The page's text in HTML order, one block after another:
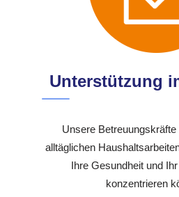
Unterstützung
Unsere Betreuungskräfte
alltäglichen
Ihre Gesundheit und
konzentrieren